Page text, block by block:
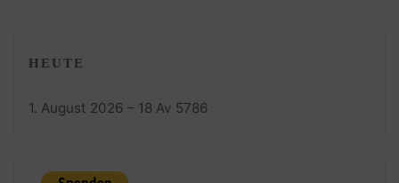
HEUTE
1. August 2026 – 18 Av 5786